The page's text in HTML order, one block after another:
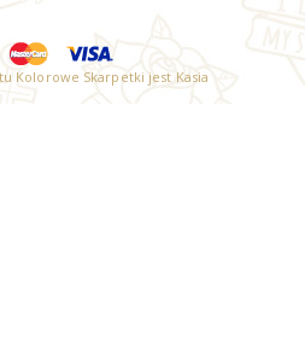
Kolorowe Skarpetki jest Kasia